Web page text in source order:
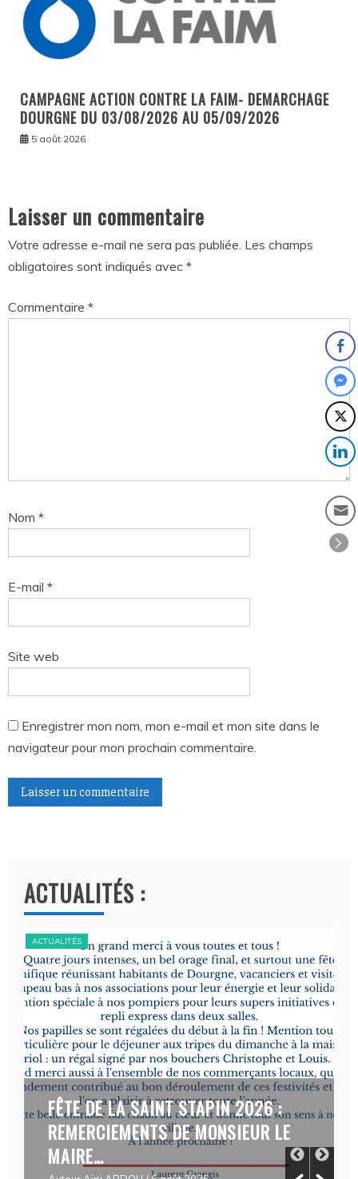
CAMPAGNE ACTION CONTRE LA FAIM- DEMARCHAGE
DOURGNE DU 03/08/2026 AU 05/09/2026
5 août 2026
Laisser un commentaire
Votre adresse e-mail ne sera pas publiée. Les champs
obligatoires sont indiqués avec *
Commentaire *
Nom *
E-mail *
Site web
Enregistrer mon nom, mon e-mail et mon site dans le
navigateur pour mon prochain commentaire.
ACTUALITÉS :
ACTUALITÉS
FÊTE DE LA SAINT STAPIN 2026 :
REMERCIEMENTS DE MONSIEUR LE
MAIRE…